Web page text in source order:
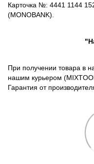
Карточка №: 4441 1144
(MONOBANK).
При получении товара в
нашим курьером
Гарантия от